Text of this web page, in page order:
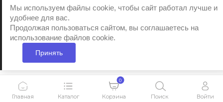
Мы используем файлы cookie, чтобы сайт работал лучше и
удобнее для вас.
Продолжая пользоваться сайтом, вы соглашаетесь на
использование файлов cookie.
Принять
Главная Каталог
0
Корзина Поиск Войти